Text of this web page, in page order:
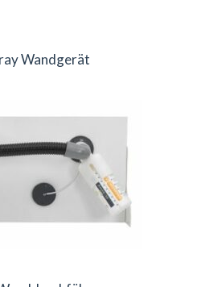
Wandgerät